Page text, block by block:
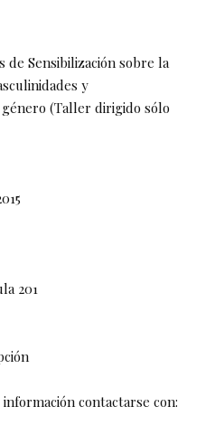
Sensibilización sobre la
y
(Taller dirigido sólo
201
contactarse con: